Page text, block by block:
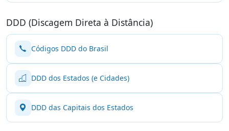
DDD (Discagem Direta à Distância)
Códigos DDD do Brasil
DDD dos Estados (e Cidades)
DDD das Capitais dos Estados